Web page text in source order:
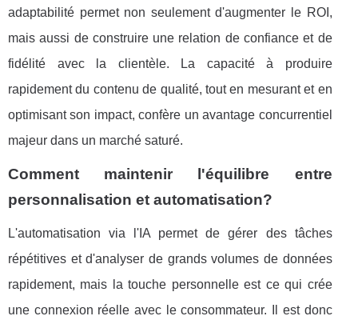
adaptabilité permet non seulement d'augmenter le ROI,
mais aussi de construire une relation de confiance et de
fidélité avec la clientèle. La capacité à produire
rapidement du contenu de qualité, tout en mesurant et en
optimisant son impact, confère un avantage concurrentiel
majeur dans un marché saturé.
Comment maintenir l'équilibre entre
personnalisation et automatisation?
L'automatisation via l'IA permet de gérer des tâches
répétitives et d'analyser de grands volumes de données
rapidement, mais la touche personnelle est ce qui crée
une connexion réelle avec le consommateur. Il est donc